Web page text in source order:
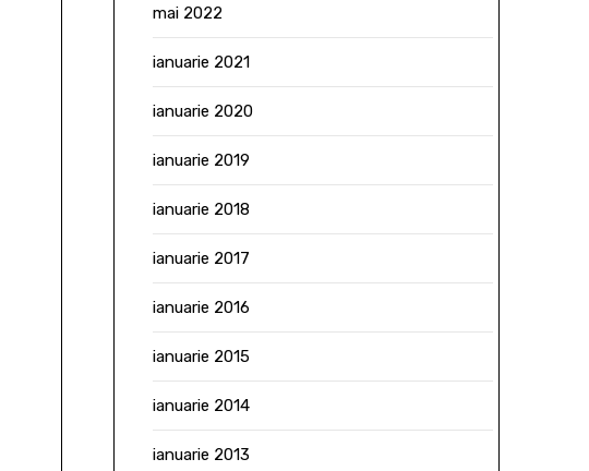
mai 2022
ianuarie 2021
ianuarie 2020
ianuarie 2019
ianuarie 2018
ianuarie 2017
ianuarie 2016
ianuarie 2015
ianuarie 2014
ianuarie 2013